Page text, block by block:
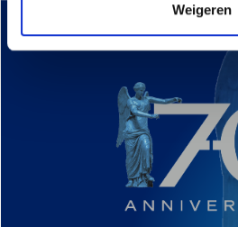
Weigeren